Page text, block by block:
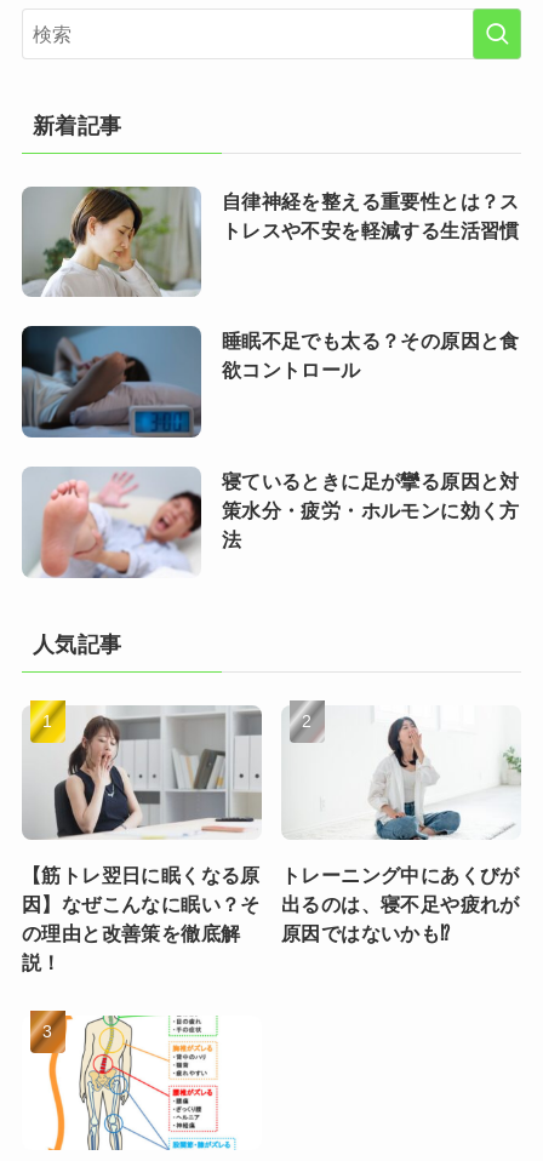
新着記事
自律神経を整える重要性とは？ス
トレスや不安を軽減する生活習慣
睡眠不足でも太る？その原因と食
欲コントロール
寝ているときに足が攣る原因と対
策水分・疲労・ホルモンに効く方
法
人気記事
【筋トレ翌日に眠くなる原
因】なぜこんなに眠い？そ
の理由と改善策を徹底解
説！
トレーニング中にあくびが
出るのは、寝不足や疲れが
原因ではないかも⁉︎